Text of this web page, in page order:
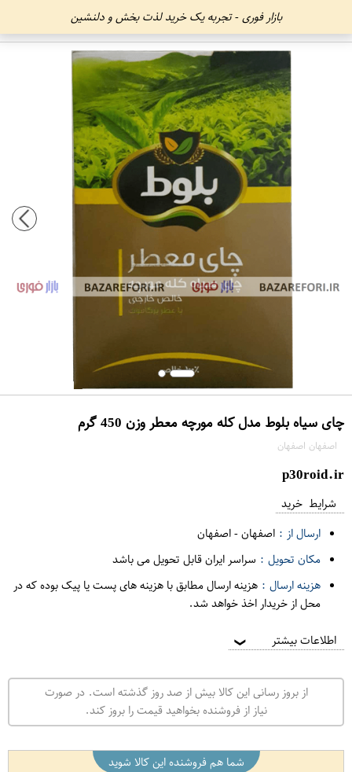
بازار فوری - تجربه یک خرید لذت بخش و دلنشین
چای سیاه بلوط مدل کله مورچه معطر وزن 450 گرم
اصفهان اصفهان
p30roid.ir
شرایط خرید
ارسال از : اصفهان-اصفهان
مکان تحویل : سراسر ایران قابل تحویل می باشد
هزینه ارسال : هزینه ارسال مطابق با هزینه های پست یا پیک بوده که در
محل از خریدار اخذ خواهد شد.
اطلاعات بیشتر ❯
از بروز رسانی این کالا بیش از صد روز گذشته است. در صورت
نیاز از فروشنده بخواهید قیمت را بروز کند.
شما هم فروشنده این کالا شوید